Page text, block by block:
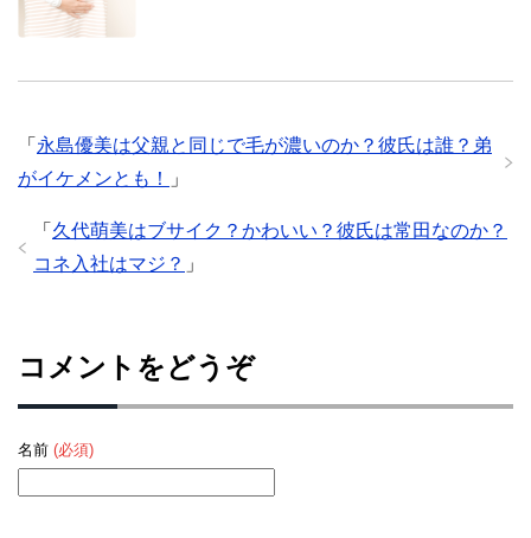
「 永島優美は父親と同じで毛が濃いのか？彼氏は誰？弟
がイケメンとも！
」
「 久代萌美はブサイク？かわいい？彼氏は常田なのか？
コネ入社はマジ？ 」
コメントをどうぞ
名前 (必須)